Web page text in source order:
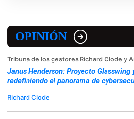
OPINIÓN
Tribuna de los gestores Richard Clode y
Janus Henderson: Proyecto Glasswing
redefiniendo el panorama de
Richard Clode